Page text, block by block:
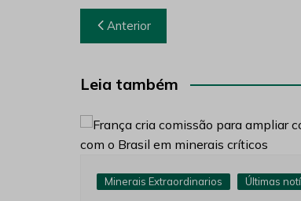
Navegação
de
Post
Anterior
Leia também
Minerais Extraordinarios Últimas